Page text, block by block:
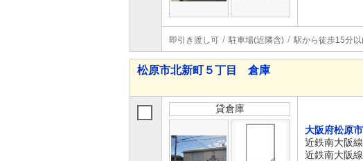
即引き渡し可 駐車場(近隣含) 駅から徒歩15分以
松原市北新町５丁目 倉庫
貸倉庫
大阪府松原
近鉄南大阪
近鉄南大阪